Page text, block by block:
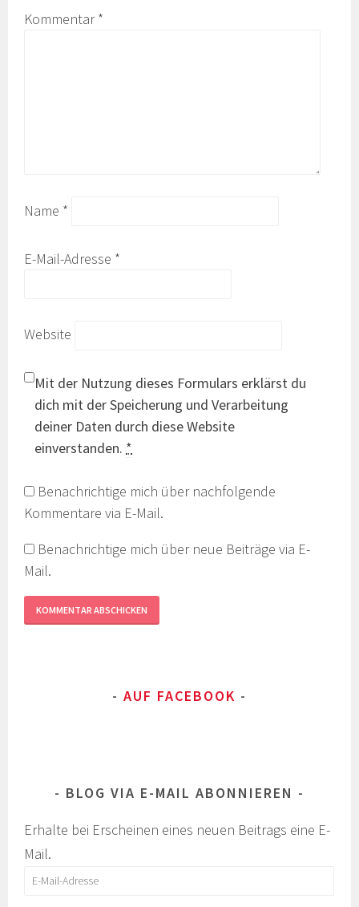
Kommentar*
Name *
E-Mail-Adresse *
Website
Mit der Nutzung dieses Formulars erklärst du
dich mit der Speicherung und Verarbeitung
deiner Daten durch diese Website
einverstanden. *
Benachrichtige mich über nachfolgende
Kommentare via E-Mail.
Benachrichtige mich über neue Beiträge via E-
Mail.
AUF FACEBOOK
BLOG VIA E-MAIL ABONNIEREN
Erhalte bei Erscheinen eines neuen Beitrags eine E-
Mail.
E-